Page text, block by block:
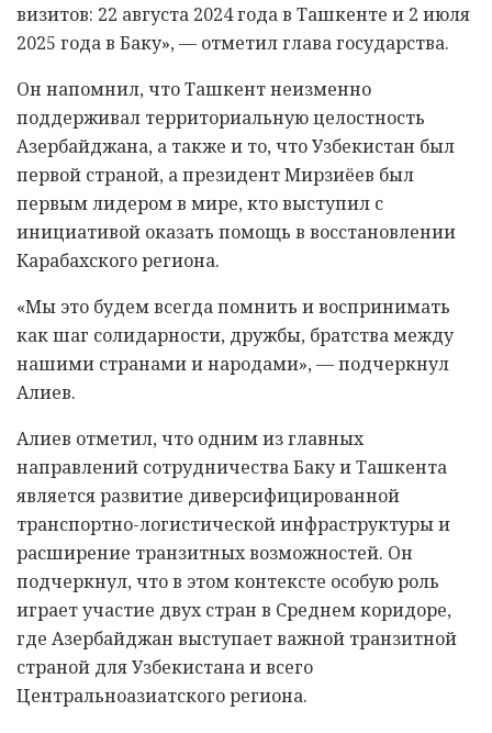
визитов: 22 августа 2024 года в Ташкенте и 2 июля
2025 года в Баку», — отметил глава государства.
Он напомнил, что Ташкент неизменно
поддерживал территориальную целостность
Азербайджана, а также и то, что Узбекистан был
первой страной, а президент Мирзиёев был
первым лидером в мире, кто выступил с
инициативой оказать помощь в восстановлении
Карабахского региона.
«Мы это будем всегда помнить и воспринимать
как шаг солидарности, дружбы, братства между
нашими странами и народами», — подчеркнул
Алиев.
Алиев отметил, что одним из главных
направлений сотрудничества Баку и Ташкента
является развитие диверсифицированной
транспортно-логистической инфраструктуры и
расширение транзитных возможностей. Он
подчеркнул, что в этом контексте особую роль
играет участие двух стран в Среднем коридоре,
где Азербайджан выступает важной транзитной
страной для Узбекистана и всего
Центральноазиатского региона.